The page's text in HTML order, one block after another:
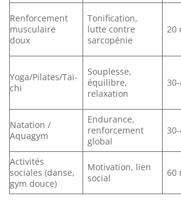
Renforcement
musculaire
doux
Tonification,
lutte contre
sarcopénie
20
Yoga/Pilates/Taï-
chi
Souplesse,
équilibre,
relaxation
Natation /
Aquagym
Endurance,
renforcement
global
Activités
sociales (danse,
gym douce)
Motivation, lien
social
60